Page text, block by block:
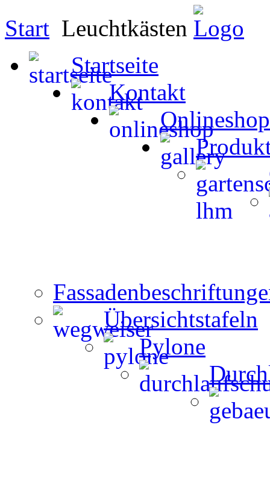
Start Leuchtkästen
Startseite
Kontakt
Onlineshop
Übersichtstafeln
Pylone